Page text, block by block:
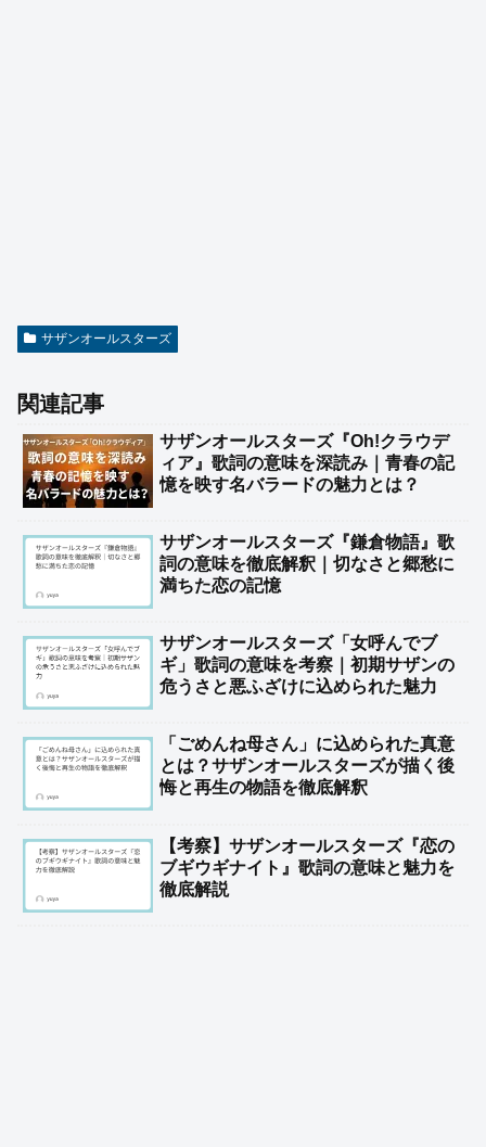
サザンオールスターズ
関連記事
サザンオールスターズ『Oh!クラウデ
ィア』歌詞の意味を深読み｜青春の記
憶を映す名バラードの魅力とは？
サザンオールスターズ『鎌倉物語』歌
詞の意味を徹底解釈｜切なさと郷愁に
満ちた恋の記憶
サザンオールスターズ「女呼んでブ
ギ」歌詞の意味を考察｜初期サザンの
危うさと悪ふざけに込められた魅力
「ごめんね母さん」に込められた真意
とは？サザンオールスターズが描く後
悔と再生の物語を徹底解釈
【考察】サザンオールスターズ『恋の
ブギウギナイト』歌詞の意味と魅力を
徹底解説